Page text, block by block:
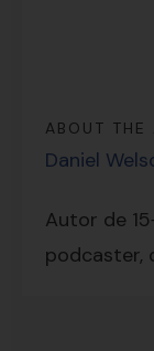
gratuitas
ABOUT THE
Daniel
Autor de
podcaster,